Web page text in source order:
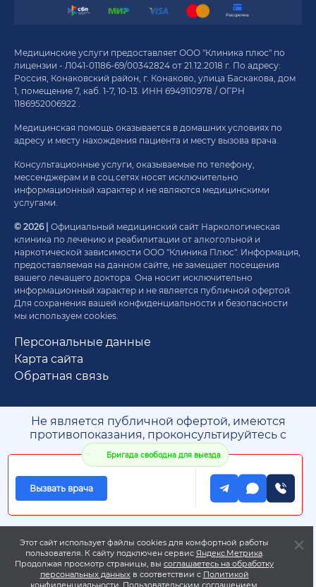
Медицинские услуги предоставляет ООО "Клиника плюс" по
лицензии - Л041-01186-69/00342824 от 21.12.2018 г. По адресу:
Россия, Конаковский район, г. Конаково, улица Баскакова, дом
1, помещение 7, каб. 1-7, 10-13. ИНН 6949110978 / ОГРН
1186952006922 .
Медицинская помощь оказывается в домашних условиях по
адресу и месту нахождения пациента и месту вызова врача.
Консультационные услуги, оказываемые по телефону,
мессенджерам и в соц.сетях носят исключительно
информационный характер и не являются медицинскими
услугами.
© 2026 | Официальный медицинский сайт Наркологическая
клиника по лечению и реабилитации от алкогольной и
наркотической зависимости ООО "Клиника Плюс". Информация,
предоставляемая на данном сайте, не замещает посещения
вашего лечащего доктора. Она носит исключительно
информационный характер и не является публичной офертой.
Для сохранения вашей конфиденциальности и безопасности
мы используем cookies.
Персональные данные
Карта сайта
Обратная связь
Не является публичной офертой, имеются
противопоказания, проконсультируйтесь с
врачом. 18+
* Медицинская деятельность оказывается по
адресу лицензии
** Адреса колл-центров
Этот сайт использует файлы cookies для комфортной работы
пользователя. К сайту подключен сервис Яндекс.Метрика.
Продолжая просмотр страницы, высоглашаетесь на обработку
персональных данныхв соответствии с Политикой
конфиденциальности Пользовательским соглашением
Бригада свободна для выезда
Вызвать врача